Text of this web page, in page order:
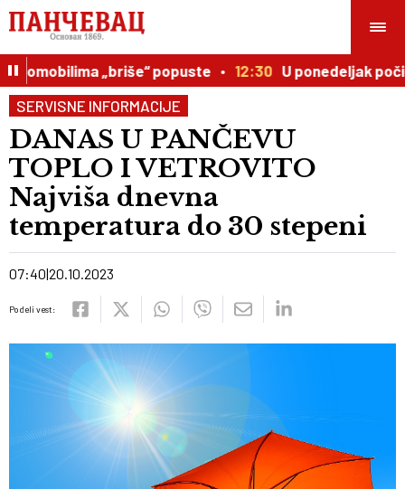
„briše“ popuste 12:30 U ponedeljak
SERVISNE INFORMACIJE
DANAS U PANČEVU
TOPLO I VETROVITO
Najviša dnevna
temperatura do 30 stepeni
07:40 20.10.2023
Podeli vest: